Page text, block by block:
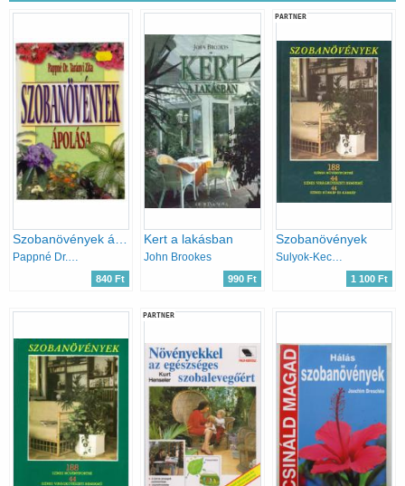
Szobanövények ápolása
Pappné Dr. Tarányi Zita
840 Ft
Kert a lakásban
John Brookes
990 Ft
PARTNER
Szobanövények
Sulyok-Kecskés-Kuhn-Szabó
1 100 Ft
PARTNER